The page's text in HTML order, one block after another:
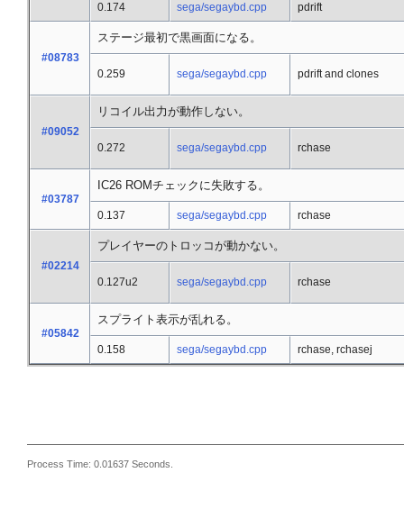
0.174 sega/segaybd.cpp pdrift
#08783
ステージ最初で黒画面になる。
0.259 sega/segaybd.cpp pdrift and clones
#09052
リコイル出力が動作しない。
0.272 sega/segaybd.cpp rchase
#03787
IC26 ROMチェックに失敗する。
0.137 sega/segaybd.cpp rchase
#02214
プレイヤーのトロッコが動かない。
0.127u2 sega/segaybd.cpp rchase
#05842
スプライト表示が乱れる。
0.158 sega/segaybd.cpp rchase, rchasej
Process Time: 0.01637 Seconds.